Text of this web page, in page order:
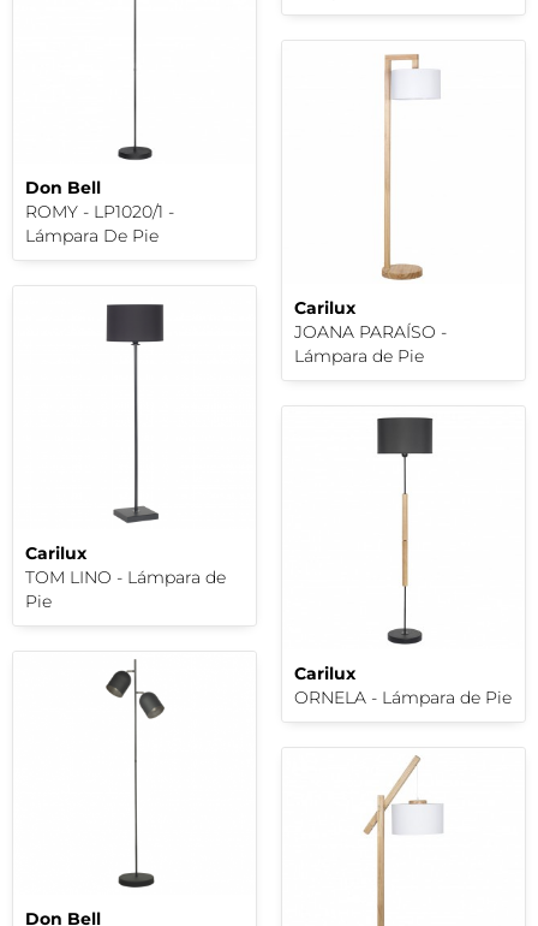
Don Bell
ROMY - LP1020/1 -
Lámpara De Pie
Carilux
JOANA PARAÍSO -
Lámpara de Pie
Carilux
TOM LINO - Lámpara de
Pie
Carilux
ORNELA - Lámpara de Pie
Don Bell